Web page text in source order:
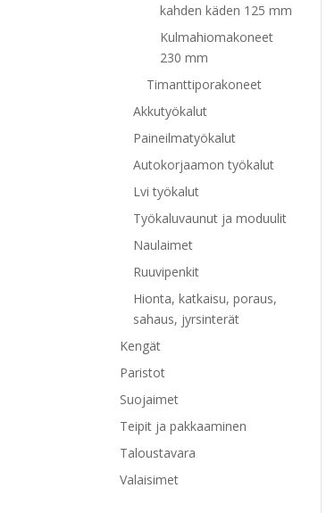
kahden käden 125 mm
Kulmahiomakoneet
230 mm
Timanttiporakoneet
Akkutyökalut
Paineilmatyökalut
Autokorjaamon työkalut
Lvi työkalut
Työkaluvaunut ja moduulit
Naulaimet
Ruuvipenkit
Hionta, katkaisu, poraus,
sahaus, jyrsinterät
Kengät
Paristot
Suojaimet
Teipit ja pakkaaminen
Taloustavara
Valaisimet